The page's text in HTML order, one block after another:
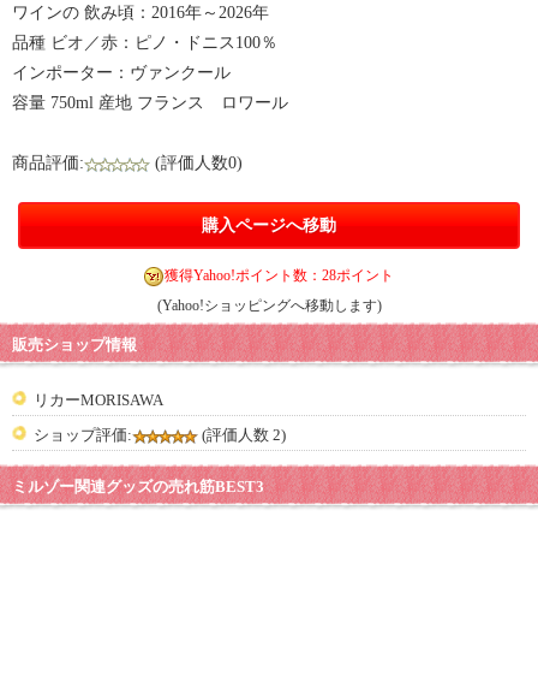
ワインの 飲み頃：2016年～2026年
品種 ビオ／赤：ピノ・ドニス100％
インポーター：ヴァンクール
容量 750ml 産地 フランス ロワール
商品評価: (評価人数0)
購入ページへ移動
獲得Yahoo!ポイント数：28ポイント
(Yahoo!ショッピングへ移動します)
販売ショップ情報
リカーMORISAWA
ショップ評価:
(評価人数 2)
ミルゾー関連グッズの売れ筋BEST3